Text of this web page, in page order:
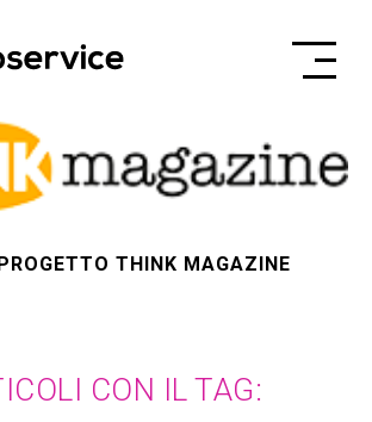
THINK MAGAZINE
CON IL TAG: